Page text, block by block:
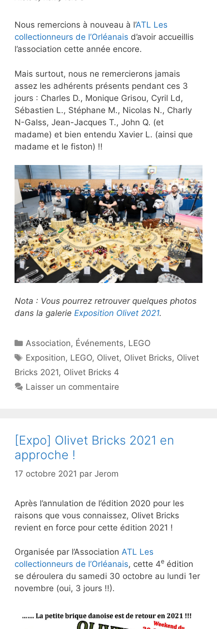
Nous remercions à nouveau à l’ATL Les
collectionneurs de l’Orléanais d’avoir accueillis
l’association cette année encore.
Mais surtout, nous ne remercierons jamais
assez les adhérents présents pendant ces 3
jours : Charles D., Monique Grisou, Cyril Ld,
Sébastien L., Stéphane M., Nicolas N., Charly
N-Galss, Jean-Jacques T., John Q. (et
madame) et bien entendu Xavier L. (ainsi que
madame et le fiston) !!
Nota : Vous pourrez retrouver quelques photos
dans la galerie Exposition Olivet 2021.
Catégories
Association, Événements, LEGO
Étiquettes
Exposition, LEGO, Olivet, Olivet Bricks, Olivet
Bricks 2021, Olivet Bricks 4
Laisser un commentaire
[Expo] Olivet Bricks 2021 en
approche !
17 octobre 2021 par Jerom
Après l’annulation de l’édition 2020 pour les
raisons que vous connaissez, Olivet Bricks
revient en force pour cette édition 2021 !
Organisée par l’Association ATL Les
collectionneurs de l’Orléanais, cette 4e édition
se déroulera du samedi 30 octobre au lundi 1er
novembre (oui, 3 jours !!).